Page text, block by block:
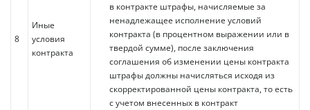
8
Иные
условия
контракта
в контракте штрафы, начисляемые за
ненадлежащее исполнение условий
контракта (в процентном выражении или в
твердой сумме), после заключения
соглашения об изменении цены контракта
штрафы должны начисляться исходя из
скорректированной цены контракта, то есть
с учетом внесенных в контракт